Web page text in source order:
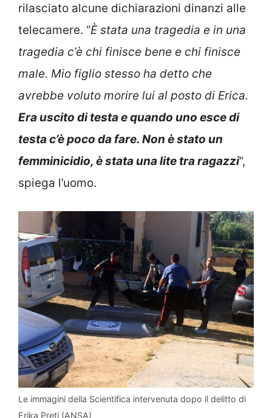
rilasciato alcune dichiarazioni dinanzi alle
telecamere. “È stata una tragedia e in una
tragedia c’è chi finisce bene e chi finisce
male. Mio figlio stesso ha detto che
avrebbe voluto morire lui al posto di Erica.
Era uscito di testa e quando uno esce di
testa c’è poco da fare. Non è stato un
femminicidio, è stata una lite tra ragazzi“,
spiega l’uomo.
Le immagini della Scientifica intervenuta dopo il delitto di
Erika Preti (ANSA)